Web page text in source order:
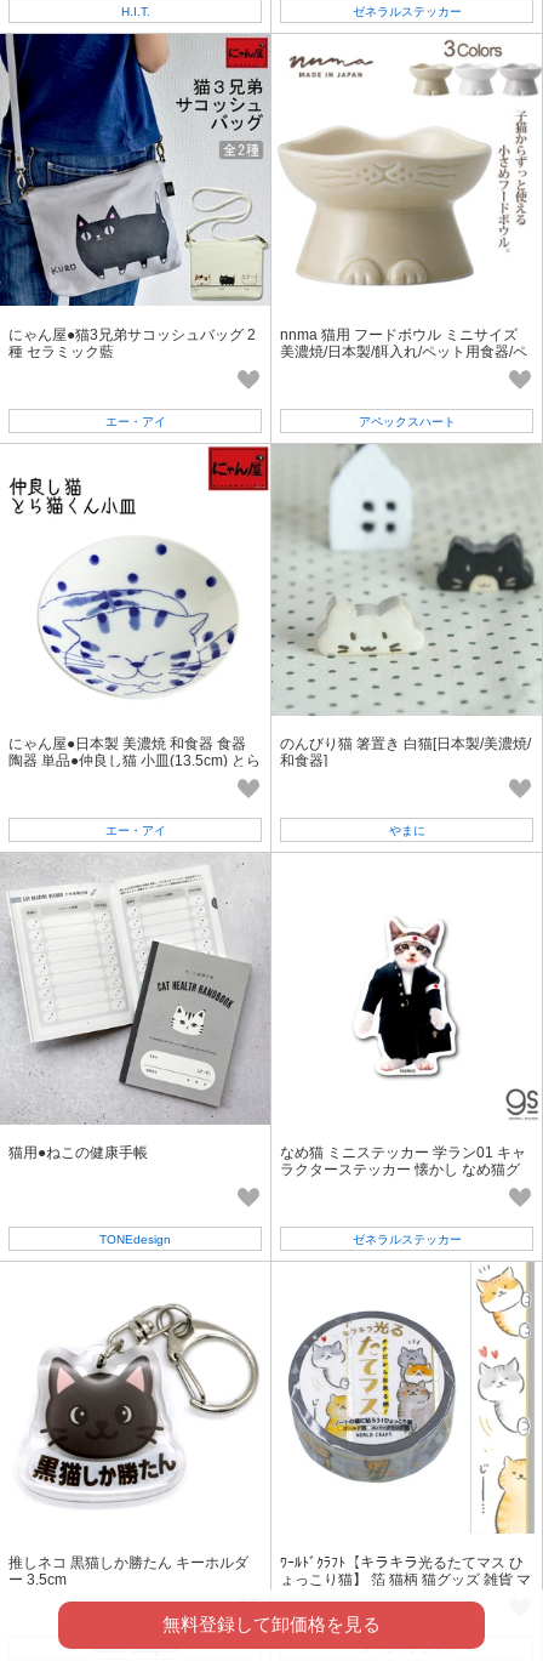
H.I.T. ゼネラルステッカー
にゃん屋●猫3兄弟サコッシュバッグ 2
種 セラミック藍
エー・アイ
nnma 猫用 フードボウル ミニサイズ
美濃焼/日本製/餌入れ/ペット用食器/ペ
アペックスハート
にゃん屋●日本製 美濃焼 和食器 食器
陶器 単品●仲良し猫 小皿(13.5cm) とら
エー・アイ
のんびり猫 箸置き 白猫[日本製/美濃焼/
和食器]
やまに
猫用●ねこの健康手帳
TONEdesign
なめ猫 ミニステッカー 学ラン01 キャ
ラクターステッカー 懐かし なめ猫グ
ゼネラルステッカー
推しネコ 黒猫しか勝たん キーホルダ
ー 3.5cm
kakuo gadgets
ﾜｰﾙﾄﾞｸﾗﾌﾄ【キラキラ光るたてマス ひ
ょっこり猫】 箔 猫柄 猫グッズ 雑貨 マ
ワールドクラフト
無料登録して卸価格を見る